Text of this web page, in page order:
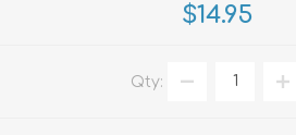
$14.95
Qty: